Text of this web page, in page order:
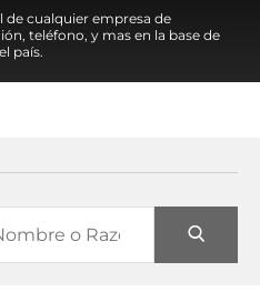
de cualquier empresa de
teléfono, y mas en la base de
país.